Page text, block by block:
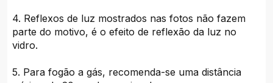
4. Reflexos de luz mostrados nas fotos não fazem
parte do motivo, é o efeito de reflexão da luz no
vidro.
5. Para fogão a gás, recomenda-se uma distância